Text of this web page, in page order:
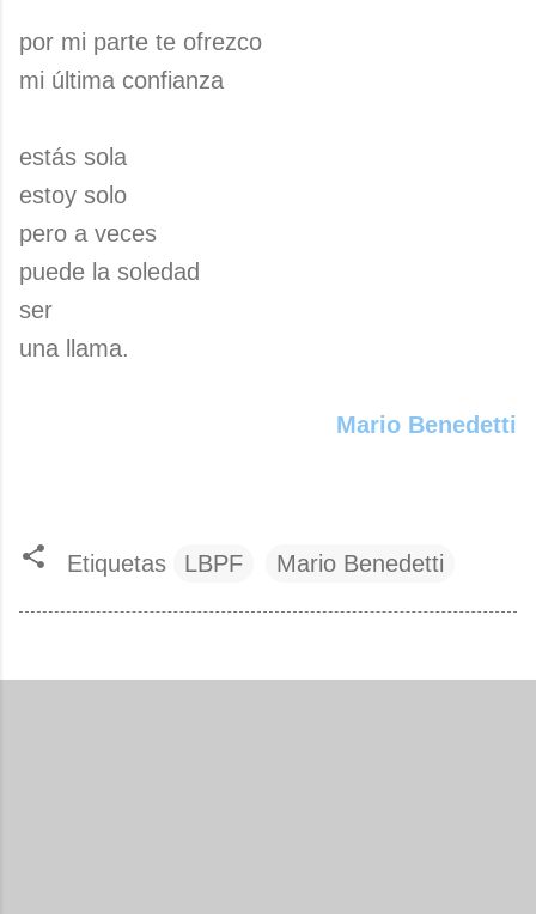
por mi parte te ofrezco
mi última confianza
estás sola
estoy solo
pero a veces
puede la soledad
ser
una llama.
Mario Benedetti
Etiquetas LBPF Mario Benedetti